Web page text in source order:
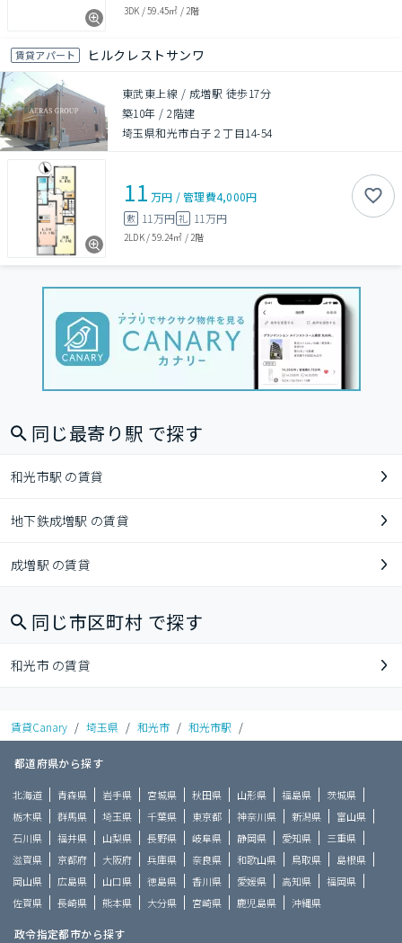
3DK /59.45㎡ / 2階
賃貸アパート ヒルクレストサンワ
東武東上線 / 成増駅 徒歩17分
築10年 /2階建
埼玉県和光市白子２丁目14-54
11 万円 /管理費4,000円
敷 11万円 礼 11万円
2LDK/59.24㎡ / 2階
同じ最寄り駅 で探す
和光市駅 の賃貸
地下鉄成増駅 の賃貸
成増駅 の賃貸
同じ市区町村 で探す
和光市 の賃貸
賃貸Canary / 埼玉県 / 和光市 / 和光市駅 /
都道府県から探す
北海道 青森県 岩手県 宮城県 秋田県 山形県 福島県
茨城県
栃木県
群馬県 埼玉県 千葉県 東京都 神奈川県 新潟県
富山県
石川県
福井県 山梨県 長野県 岐阜県 静岡県 愛知県
三重県
滋賀県
京都府 大阪府 兵庫県 奈良県 和歌山県 鳥取県
島根県
岡山県
広島県 山口県 徳島県 香川県 愛媛県 高知県
福岡県
佐賀県
長崎県 熊本県 大分県 宮崎県 鹿児島県 沖縄県
政令指定都市から探す